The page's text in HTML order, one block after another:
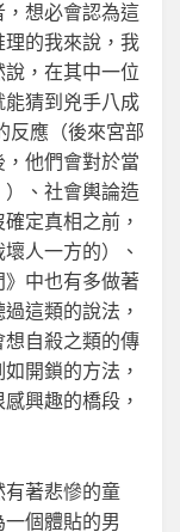
想必會認為這
的我來說，我
，在其中一位
猜到兇手八成
反應（後來宮部
他們會對於當
、社會輿論造
定真相之前，
人一方的）、
中也有多做著
這類的說法，
自殺之類的傳
開鎖的方法，
興趣的橋段，
著悲慘的童
個體貼的男